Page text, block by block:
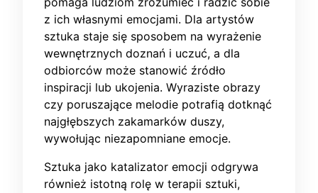
z ich własnymi emocjami. Dla artystów
sztuka staje się sposobem na wyrażenie
wewnętrznych doznań i uczuć, a dla
odbiorców może stanowić źródło
inspiracji lub ukojenia. Wyraziste obrazy
czy poruszające melodie potrafią dotknąć
najgłębszych zakamarków duszy,
wywołując niezapomniane emocje.
Sztuka jako katalizator emocji odgrywa
również istotną rolę w terapii sztuki,